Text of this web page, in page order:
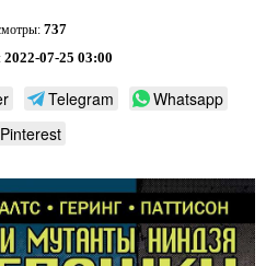
737
2022-07-25 03:00
Telegram
Whatsapp
Pinterest